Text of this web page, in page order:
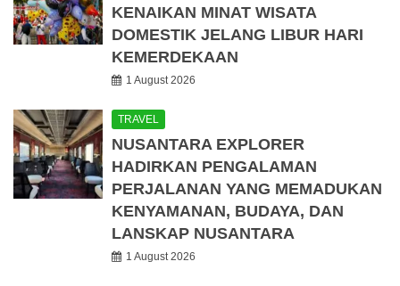
KENAIKAN MINAT WISATA
DOMESTIK JELANG LIBUR HARI
KEMERDEKAAN
1 August 2026
TRAVEL
NUSANTARA EXPLORER
HADIRKAN PENGALAMAN
PERJALANAN YANG MEMADUKAN
KENYAMANAN, BUDAYA, DAN
LANSKAP NUSANTARA
1 August 2026